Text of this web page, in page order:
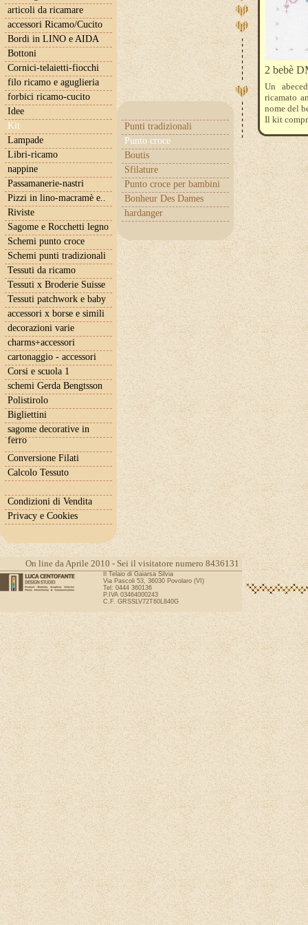
articoli da ricamare
accessori Ricamo/Cucito
Bordi in LINO e AIDA
Bottoni
Cornici-telaietti-fiocchi
filo ricamo e aguglieria
forbici ricamo-cucito
Idee
Kit
Punti tradizionali
Punto croce
Boutis
Sfilature
Punto croce per bambini
Bonheur Des Dames
hardanger
Lampade
Libri-ricamo
nappine
Passamanerie-nastri
Pizzi in lino-macramè e..
Riviste
Sagome e Rocchetti legno
Schemi punto croce
Schemi punti tradizionali
Tessuti da ricamo
Tessuti x Broderie Suisse
Tessuti patchwork e baby
accessori x borse e simili
decorazioni varie
charms+accessori
cartonaggio - accessori
Corsi e scuola 1
schemi Gerda Bengtsson
Polistirolo
Bigliettini
sagome decorative in
ferro
Conversione Filati
Calcolo Tessuto
Condizioni di Vendita
Privacy e Cookies
2 bebè
Un
ricamato
nome del
Il kit
On line da Aprile 2010 - Sei il visitatore numero 8436131
Il Telaio di Gaiarsa Silvia
Via Pascoli 53, 36030 Povolaro (VI)
Tel: 0444 360136
P.IVA 03464000243
C.F. GRSSLV72T60L840G